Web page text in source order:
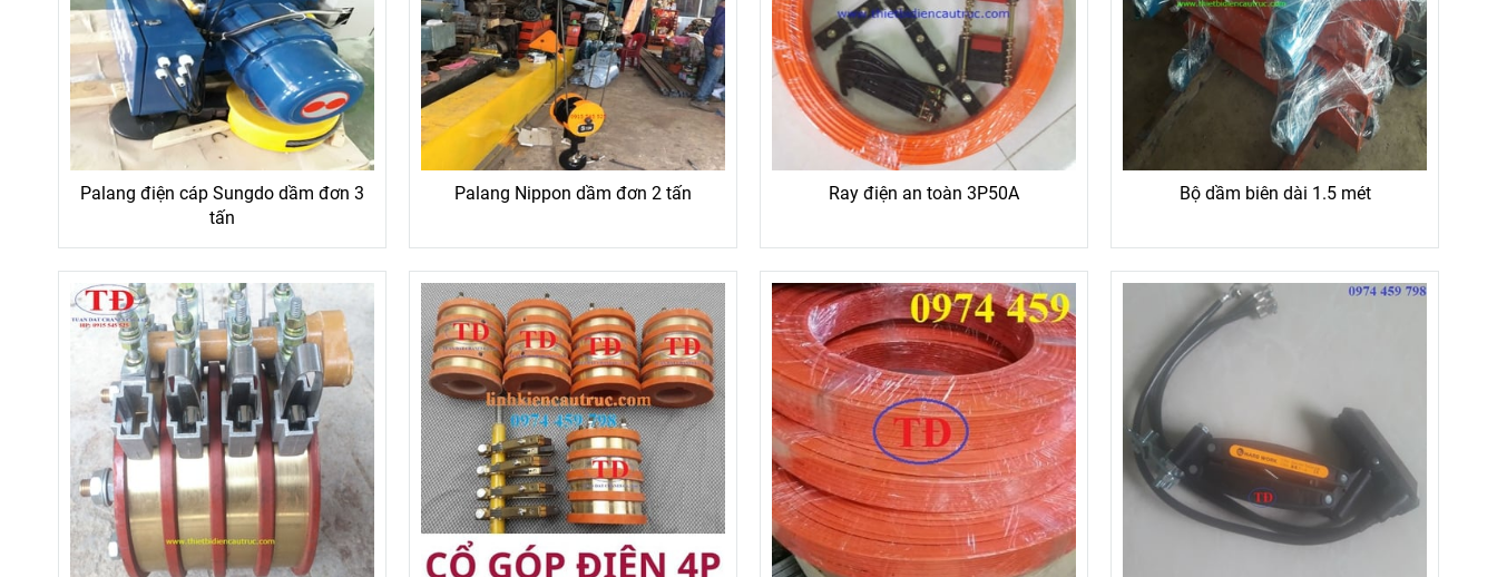
Palang điện cáp Sungdo dầm đơn 3
tấn
Palang Nippon dầm đơn 2 tấn Ray điện an toàn 3P50A Bộ dầm biên dài 1.5 mét